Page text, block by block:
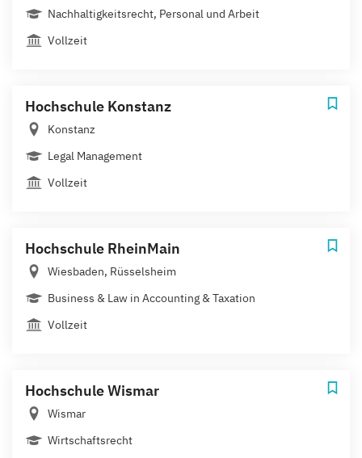
Nachhaltigkeitsrecht, Personal und Arbeit
Vollzeit
Hochschule Konstanz
Konstanz
Legal Management
Vollzeit
Hochschule RheinMain
Wiesbaden, Rüsselsheim
Business & Law in Accounting & Taxation
Vollzeit
Hochschule Wismar
Wismar
Wirtschaftsrecht